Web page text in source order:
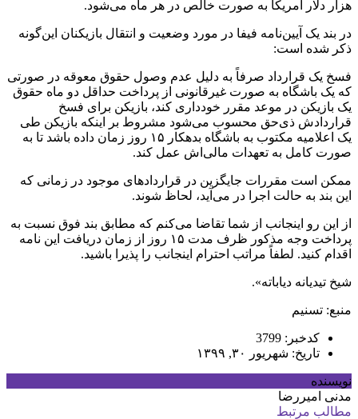
هزار دلار آمریکا به صورت خالص در هر ماه می‌شود.
در بند یک آیین‌نامه فیفا در مورد وضعیت و انتقال بازیکنان این‌گونه
ذکر شده است:
فسخ یک قرارداد صرفاً به دلیل عدم وصول حقوق معوقه در صورتی
که یک باشگاه به صورت غیرقانونی از پرداخت حداقل دو ماه حقوق
یک بازیکن در موعد مقرر خودداری کند، بازیکن برای فسخ
قراردادش ذی‌حق محسوب می‌شود مشروط بر اینکه بازیکن طی
یک اعلامیه مکتوب به باشگاه بدهکار ۱۵ روز زمان داده باشد تا به
صورت کامل به تعهدات مالی‌اش عمل کند.
ممکن است مقررات جایگزین در قراردادهای موجود در زمانی که
این بند به حالت اجرا در می‌آید، لحاظ شوند.
از این رو اینجانب از شما تقاضا می‌کنم که مطابق بند فوق نسبت به
پرداخت وجه مذکور ظرف مدت ۱۵ روز از زمان دریافت این نامه
اقدام کنید. لطفاً مراتب احترام اینجانب را پذیرا باشید.
شیخ تیدیانه دیاباته».
منبع: تسنیم
کدخبر: 3799
تاریخ: شهریور ۳۰, ۱۳۹۹
نویسنده
مدنی امیررضا
مطالب مرتبط